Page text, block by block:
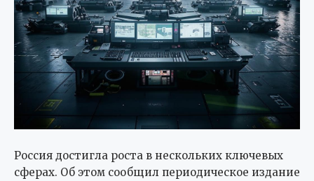
Россия достигла роста в нескольких ключевых
сферах. Об этом сообщил периодическое издание